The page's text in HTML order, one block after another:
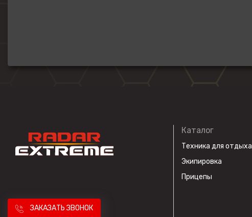
ЗАКАЗАТЬ ЗВОНОК
Каталог
Техника для отдыха
Экипировка
Прицепы